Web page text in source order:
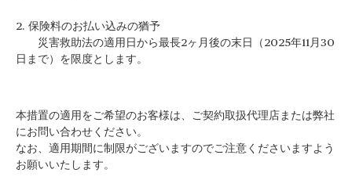
2. 保険料のお払い込みの猶予
災害救助法の適用日から最長2ヶ月後の末日（2025年11月30
日まで）を限度とします。
本措置の適用をご希望のお客様は、ご契約取扱代理店または弊社
にお問い合わせください。
なお、適用期間に制限がございますのでご注意くださいますよう
お願いいたします。